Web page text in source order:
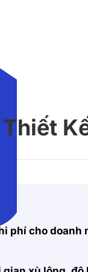
phí cho doanh